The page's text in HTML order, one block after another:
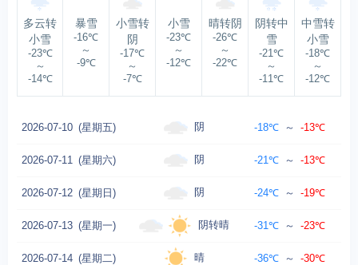
多云转
小雪
-23℃
～
-14℃
暴雪
-16℃
～
-9℃
小雪转
阴
-17℃
～
-7℃
小雪
-23℃
～
-12℃
晴转阴
-26℃
～
-22℃
阴转中
雪
-21℃
～
-11℃
中雪转
小雪
-18℃
～
-12℃
2026-07-10 (星期五) 阴 -18℃ ～ -13℃
2026-07-11 (星期六) 阴 -21℃ ～ -13℃
2026-07-12 (星期日) 阴 -24℃ ～ -19℃
2026-07-13 (星期一) 阴转晴 -31℃ ～ -23℃
2026-07-14 (星期二) 晴 -36℃ ～ -30℃